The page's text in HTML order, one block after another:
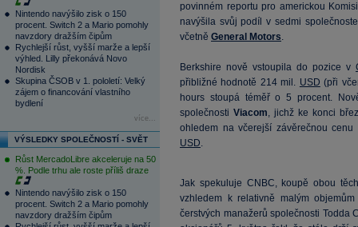
Nintendo navýšilo zisk o 150
procent. Switch 2 a Mario pomohly
navzdory dražším čipům
Rychlejší růst, vyšší marže a lepší
výhled. Lilly překonává Novo
Nordisk
Skupina ČSOB v 1. pololetí: Velký
zájem o financování vlastního
bydlení
více...
VÝSLEDKY SPOLEČNOSTÍ - SVĚT
Růst MercadoLibre akceleruje na 50
%. Podle trhu ale roste příliš draze
Nintendo navýšilo zisk o 150
procent. Switch 2 a Mario pomohly
navzdory dražším čipům
povinném reportu pro americkou
navýšila svůj podíl v sedmi
včetně General Motors.
Berkshire nově vstoupila do pozice v
přibližné hodnotě 214 mil. USD (při
hours stoupá téměř o 5 procent.
společnosti Viacom, jichž ke konci
ohledem na včerejší závěrečnou
USD.
Jak spekuluje CNBC, koupě obou
vzhledem k relativně malým
čerstvých manažerů společnosti Todda